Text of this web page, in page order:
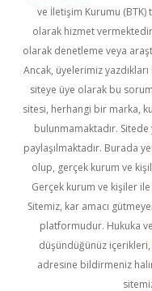
ve İletişim Kurumu (BTK)
olarak hizmet
olarak denetleme veya
Ancak, üyelerimiz
siteye üye olarak bu
sitesi, herhangi bir marka,
bulunmamaktadır. Sitede
paylaşılmaktadır. Burada
olup, gerçek kurum ve
Gerçek kurum ve kişiler
Sitemiz, kar amacı
platformudur. Hukuka
düşündüğünüz içerikleri,
adresine bildirmeniz